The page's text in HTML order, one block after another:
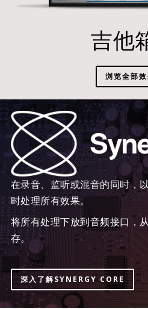
吉他
浏览全部
在录音、监听或混音的同时，
时处理所有效果。
将所有处理下放到音频接口，
存。
深入了解SYNERGY CORE